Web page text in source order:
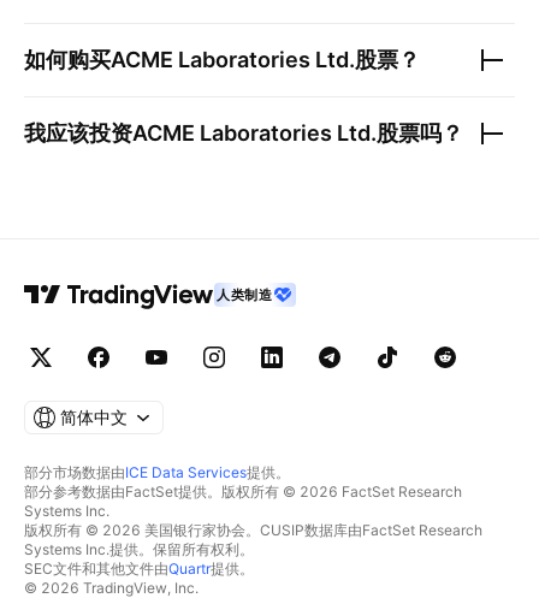
如何购买ACME Laboratories Ltd.股票？
我应该投资ACME Laboratories Ltd.股票吗？
人类制造
简体中文
部分市场数据由ICE Data Services提供。
部分参考数据由FactSet提供。版权所有 © 2026 FactSet Research
Systems Inc.
版权所有 © 2026 美国银行家协会。CUSIP数据库由FactSet Research
Systems Inc.提供。保留所有权利。
SEC文件和其他文件由Quartr提供。
© 2026 TradingView, Inc.